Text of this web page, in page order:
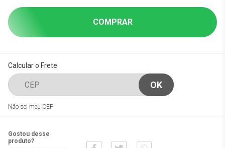
COMPRAR
Calcular o Frete
Não sei meu CEP
Gostou desse
produto?